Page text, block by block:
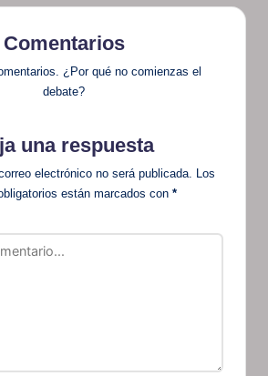
Comentarios
¿Por qué no comienzas el
debate?
una respuesta
electrónico no será publicada.
Los
están marcados con *